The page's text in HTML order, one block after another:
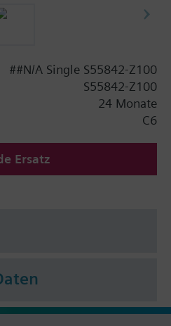
zum Lieferumfang.
##N/A Single S55842-Z100
S55842-Z100
24 Monate
C6
Ersatz